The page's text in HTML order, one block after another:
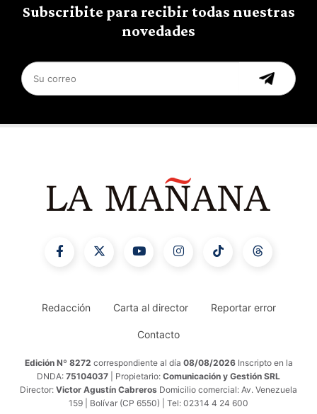
Subscribite para recibir todas nuestras
novedades
Redacción Carta al director Reportar error
Contacto
Edición Nº 8272 correspondiente al día 08/08/2026 Inscripto en la
DNDA: 75104037 | Propietario: Comunicación y Gestión SRL
Director: Victor Agustín Cabreros Domicilio comercial: Av. Venezuela
159 | Bolívar (CP 6550) | Tel: 02314 4 24 600